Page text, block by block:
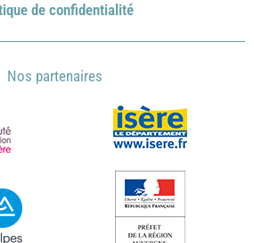
de confidentialité
Nos partenaires